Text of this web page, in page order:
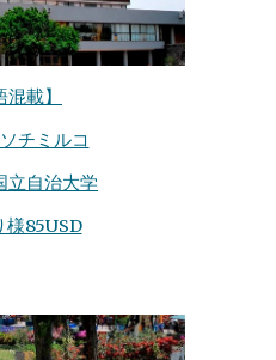
混載】
チミルコ
立自治大学
様85USD